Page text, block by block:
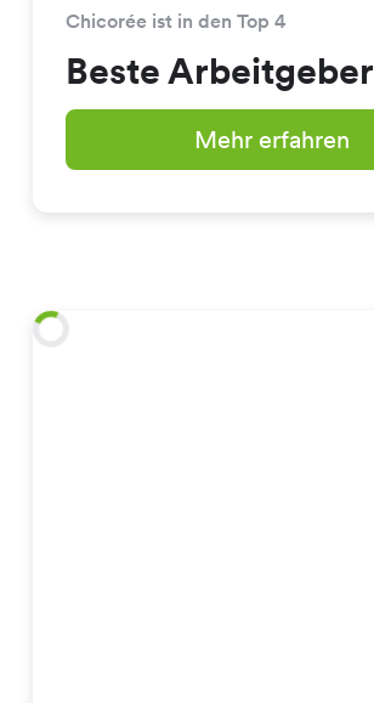
Chicorée ist in den Top 4
Beste Arbeitgeber
Mehr erfahren